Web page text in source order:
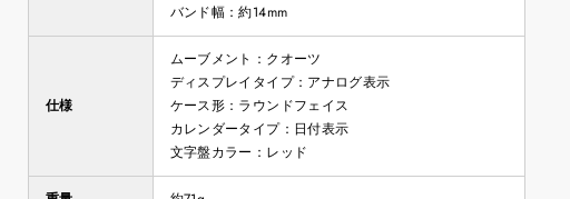
バンド幅：約14mm
仕様
ムーブメント：クオーツ
ディスプレイタイプ：アナログ表示
ケース形：ラウンドフェイス
カレンダータイプ：日付表示
文字盤カラー：レッド